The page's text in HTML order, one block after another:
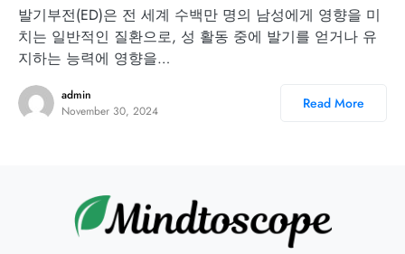
발기부전(ED)은 전 세계 수백만 명의 남성에게 영향을 미
치는 일반적인 질환으로, 성 활동 중에 발기를 얻거나 유
지하는 능력에 영향을…
admin
November 30, 2024
Read More